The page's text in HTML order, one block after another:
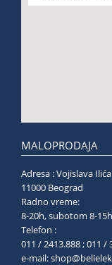
MALOPRODAJA
Adresa : Vojislava
11000 Beograd
Radno vreme:
8-20h,
Telefon :
011 / 2413.888 ; 011 /
e-mail: